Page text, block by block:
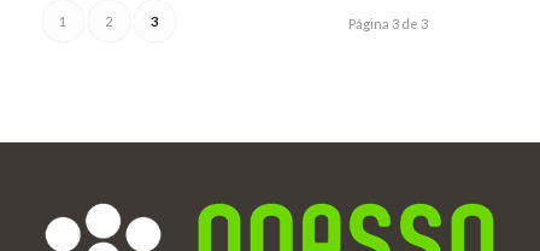
Página 3 de 3
1 2 3